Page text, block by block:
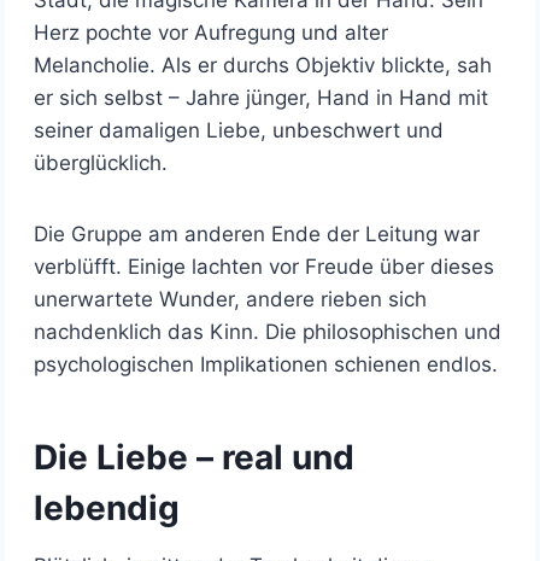
Herz pochte vor Aufregung und alter
Melancholie. Als er durchs Objektiv blickte, sah
er sich selbst – Jahre jünger, Hand in Hand mit
seiner damaligen Liebe, unbeschwert und
überglücklich.
Die Gruppe am anderen Ende der Leitung war
verblüfft. Einige lachten vor Freude über dieses
unerwartete Wunder, andere rieben sich
nachdenklich das Kinn. Die philosophischen und
psychologischen Implikationen schienen endlos.
Die Liebe – real und
lebendig